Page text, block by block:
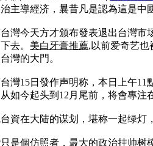
主導經济，曩昔凡是認為這是中
灣今天方才颁布發表退出台灣市
去。 美白牙膏推薦,以前爱奇艺也
灣的大門。
灣15日發作声明称，本日上午
如今起头到12月尾前，将會專注
資在大陆的谋划，堪称一起绿灯
是個仿照者，最大的政治挂帅树